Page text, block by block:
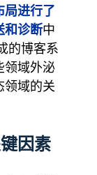
局进行了
和诊断中
的博客系
领域外泌
领域的关
因素